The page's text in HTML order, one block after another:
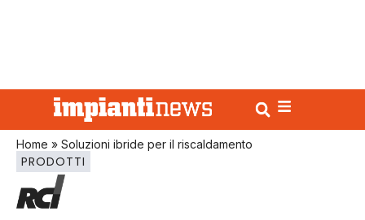
Home » Soluzioni ibride per il riscaldamento
PRODOTTI